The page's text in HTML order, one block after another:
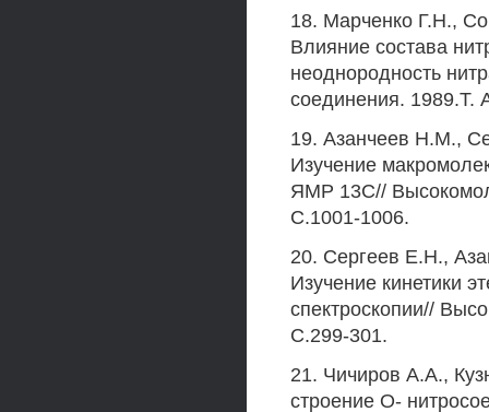
18. Марченко Г.Н.,
Влияние состава
неоднородность
соединения.
19. Азанчеев Н.М.,
Изучение
ЯМР 13С//
С.1001-1006.
20. Сергеев E.H.,
Изучение кинетики
спектроскопии//
С.299-301.
21. Чичиров A.A.,
строение О-